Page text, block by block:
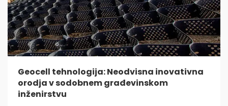
Geocell tehnologija: Neodvisna inovativna
orodja v sodobnem građevinskom
inženirstvu